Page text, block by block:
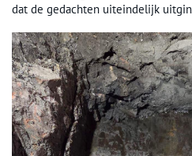
dat de gedachten uiteindelijk